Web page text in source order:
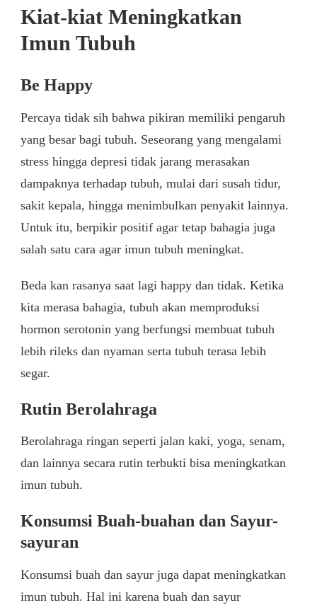
Kiat-kiat Meningkatkan
Imun Tubuh
Be Happy
Percaya tidak sih bahwa pikiran memiliki pengaruh
yang besar bagi tubuh. Seseorang yang mengalami
stress hingga depresi tidak jarang merasakan
dampaknya terhadap tubuh, mulai dari susah tidur,
sakit kepala, hingga menimbulkan penyakit lainnya.
Untuk itu, berpikir positif agar tetap bahagia juga
salah satu cara agar imun tubuh meningkat.
Beda kan rasanya saat lagi happy dan tidak. Ketika
kita merasa bahagia, tubuh akan memproduksi
hormon serotonin yang berfungsi membuat tubuh
lebih rileks dan nyaman serta tubuh terasa lebih
segar.
Rutin Berolahraga
Berolahraga ringan seperti jalan kaki, yoga, senam,
dan lainnya secara rutin terbukti bisa meningkatkan
imun tubuh.
Konsumsi Buah-buahan dan Sayur-
sayuran
Konsumsi buah dan sayur juga dapat meningkatkan
imun tubuh. Hal ini karena buah dan sayur